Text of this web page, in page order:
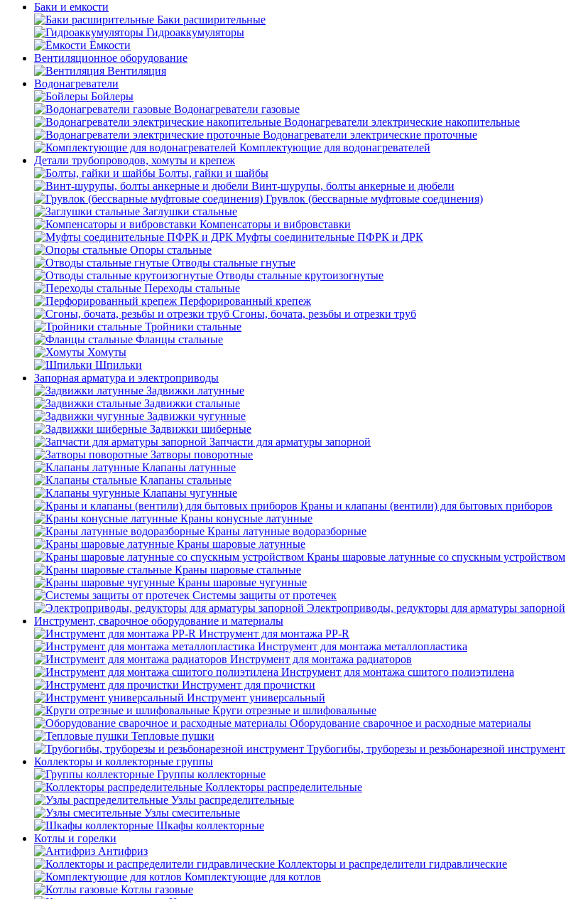
Баки и емкости
Баки расширительные
Гидроаккумуляторы
Ёмкости
Вентиляционное оборудование
Вентиляция
Водонагреватели
Бойлеры
Водонагреватели газовые
Водонагреватели электрические накопительные
Водонагреватели электрические проточные
Комплектующие для водонагревателей
Детали трубопроводов, хомуты и крепеж
Болты, гайки и шайбы
Винт-шурупы, болты анкерные и дюбели
Грувлок (бессварные муфтовые соединения)
Заглушки стальные
Компенсаторы и вибровставки
Муфты соединительные ПФРК и ДРК
Опоры стальные
Отводы стальные гнутые
Отводы стальные крутоизогнутые
Переходы стальные
Перфорированный крепеж
Сгоны, бочата, резьбы и отрезки труб
Тройники стальные
Фланцы стальные
Хомуты
Шпильки
Запорная арматура и электроприводы
Задвижки латунные
Задвижки стальные
Задвижки чугунные
Задвижки шиберные
Запчасти для арматуры запорной
Затворы поворотные
Клапаны латунные
Клапаны стальные
Клапаны чугунные
Краны и клапаны (вентили) для бытовых приборов
Краны конусные латунные
Краны латунные водоразборные
Краны шаровые латунные
Краны шаровые латунные со спускным устройством
Краны шаровые стальные
Краны шаровые чугунные
Системы защиты от протечек
Электроприводы, редукторы для арматуры запорной
Инструмент, сварочное оборудование и материалы
Инструмент для монтажа PP-R
Инструмент для монтажа металлопластика
Инструмент для монтажа радиаторов
Инструмент для монтажа сшитого полиэтилена
Инструмент для прочистки
Инструмент универсальный
Круги отрезные и шлифовальные
Оборудование сварочное и расходные материалы
Тепловые пушки
Трубогибы, труборезы и резьбонарезной инструмент
Коллекторы и коллекторные группы
Группы коллекторные
Коллекторы распределительные
Узлы распределительные
Узлы смесительные
Шкафы коллекторные
Котлы и горелки
Антифриз
Коллекторы и распределители гидравлические
Комплектующие для котлов
Котлы газовые